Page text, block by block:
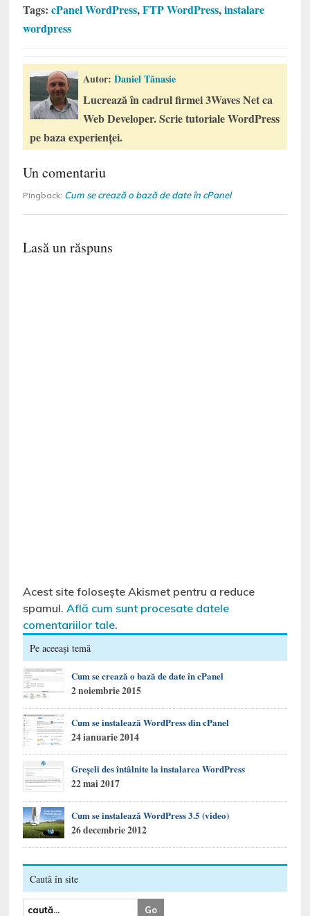
Tags:cPanel WordPress,FTP WordPress,instalare
wordpress
Autor:Daniel Tănasie
Lucrează în cadrul firmei 3Waves Net ca
Web Developer. Scrie tutoriale WordPress
pe baza experienței.
Un comentariu
Pingback: Cum se crează o bază de date în cPanel
Lasă un răspuns
Acest site folosește Akismet pentru a reduce
spamul.Află cum sunt procesate datele
comentariilor tale.
Pe aceeași temă
Cum se crează o bază de date în cPanel
2 noiembrie 2015
Cum se instalează WordPress din cPanel
24 ianuarie 2014
Greșeli des întâlnite la instalarea WordPress
22 mai 2017
Cum se instalează WordPress 3.5 (video)
26 decembrie 2012
Caută în site